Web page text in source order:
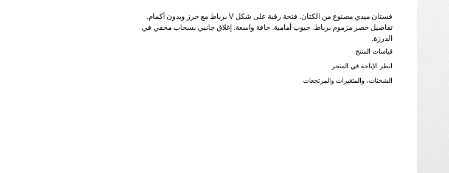
فستان ميدي مصنوع من الكتان. فتحة رقبة على شكل V برباط مع خرز وبدون أكمام.
تفاصيل خصر مزموم برباط. جيوب أمامية. حافة واسعة. إغلاق جانبي بسحاب مخفي في
الدرزة.
قياسات المنتج
انظر الإتاحة في المتجر
الشحنات، والمتغيرات والمرتجعات